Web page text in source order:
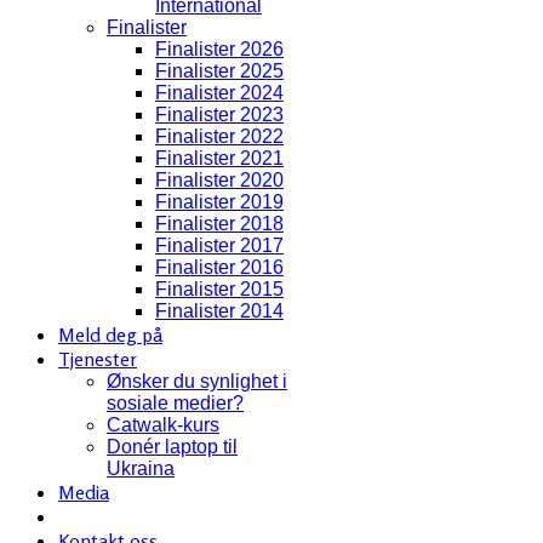
International
Finalister
Finalister 2026
Finalister 2025
Finalister 2024
Finalister 2023
Finalister 2022
Finalister 2021
Finalister 2020
Finalister 2019
Finalister 2018
Finalister 2017
Finalister 2016
Finalister 2015
Finalister 2014
Meld deg på
Tjenester
Ønsker du synlighet i
sosiale medier?
Catwalk-kurs
Donér laptop til
Ukraina
Media